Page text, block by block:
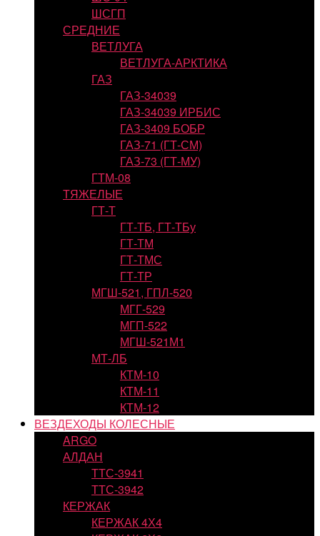
ШСГП
СРЕДНИЕ
ВЕТЛУГА
ВЕТЛУГА-АРКТИКА
ГАЗ
ГАЗ-34039
ГАЗ-34039 ИРБИС
ГАЗ-3409 БОБР
ГАЗ-71 (ГТ-СМ)
ГАЗ-73 (ГТ-МУ)
ГТМ-08
ТЯЖЕЛЫЕ
ГТ-Т
ГТ-ТБ, ГТ-ТБу
ГТ-ТМ
ГТ-ТМС
ГТ-ТР
МГШ-521, ГПЛ-520
МГГ-529
МГП-522
МГШ-521М1
МТ-ЛБ
КТМ-10
КТМ-11
КТМ-12
ВЕЗДЕХОДЫ КОЛЕСНЫЕ
ARGO
АЛДАН
ТТС-3941
ТТС-3942
КЕРЖАК
КЕРЖАК 4Х4